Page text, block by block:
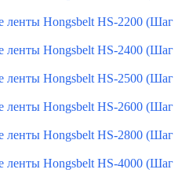
ленты Hongsbelt HS-2200 (Шаг
ленты Hongsbelt HS-2400 (Шаг
ленты Hongsbelt HS-2500 (Шаг
ленты Hongsbelt HS-2600 (Шаг
ленты Hongsbelt HS-2800 (Шаг
ленты Hongsbelt HS-4000 (Шаг